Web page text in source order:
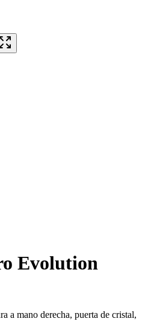
Evolution
a mano derecha, puerta de cristal,